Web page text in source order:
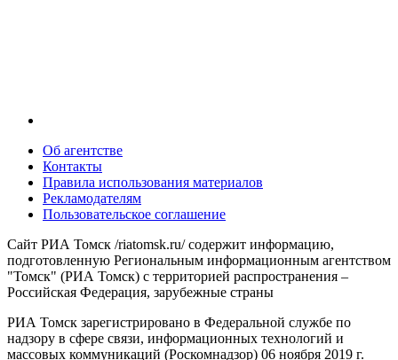
Об агентстве
Контакты
Правила использования материалов
Рекламодателям
Пользовательское соглашение
Сайт РИА Томск /riatomsk.ru/ содержит информацию,
подготовленную Региональным информационным агентством
"Томск" (РИА Томск) с территорией распространения –
Российская Федерация, зарубежные страны
РИА Томск зарегистрировано в Федеральной службе по
надзору в сфере связи, информационных технологий и
массовых коммуникаций (Роскомнадзор) 06 ноября 2019 г.